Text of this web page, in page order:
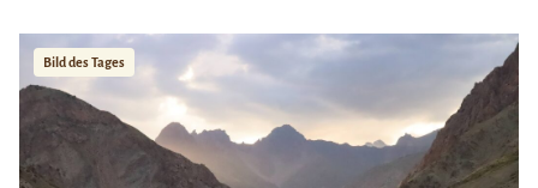
Bild des Tages